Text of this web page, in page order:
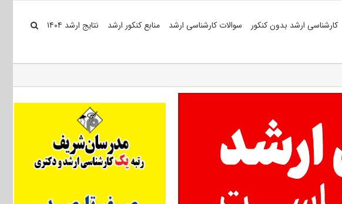
کارشناسی ارشد بدون کنکور سوالات کارشناسی ارشد منابع کنکور ارشد نتایج ارشد ۱۴۰۴